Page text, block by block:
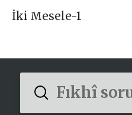
İki Mesele-1
Search
Submit